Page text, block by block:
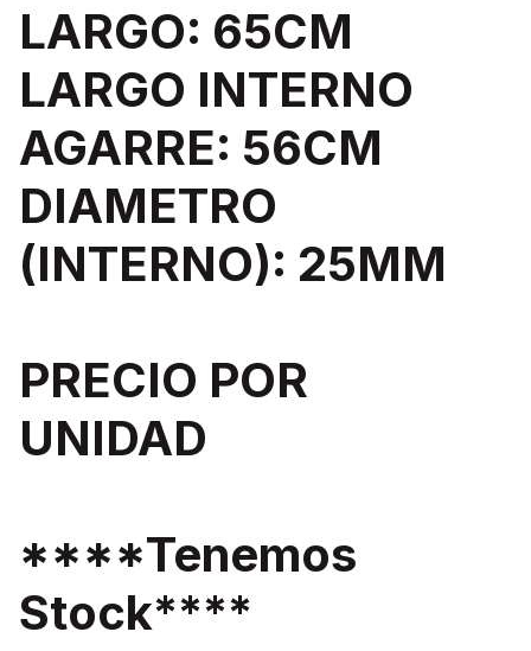
LARGO: 65CM
LARGO INTERNO
AGARRE: 56CM
DIAMETRO
(INTERNO): 25MM
PRECIO POR
UNIDAD
****Tenemos
Stock****